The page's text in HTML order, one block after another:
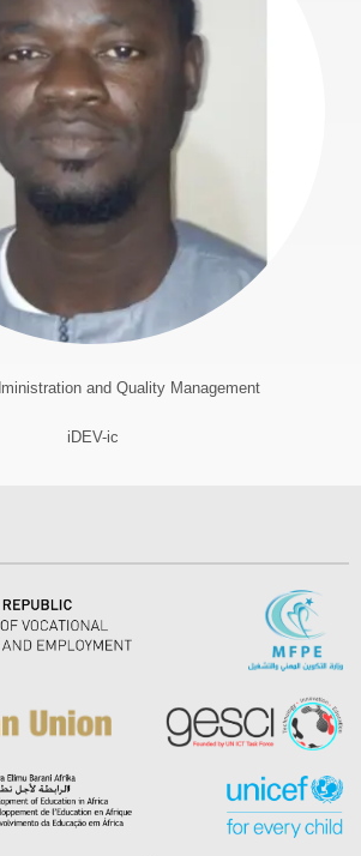
and Quality Management
iDEV-ic